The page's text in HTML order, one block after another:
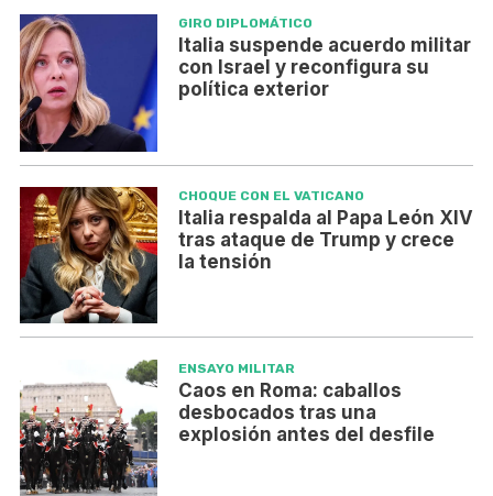
GIRO DIPLOMÁTICO
Italia suspende acuerdo militar
con Israel y reconfigura su
política exterior
CHOQUE CON EL VATICANO
Italia respalda al Papa León XIV
tras ataque de Trump y crece
la tensión
ENSAYO MILITAR
Caos en Roma: caballos
desbocados tras una
explosión antes del desfile